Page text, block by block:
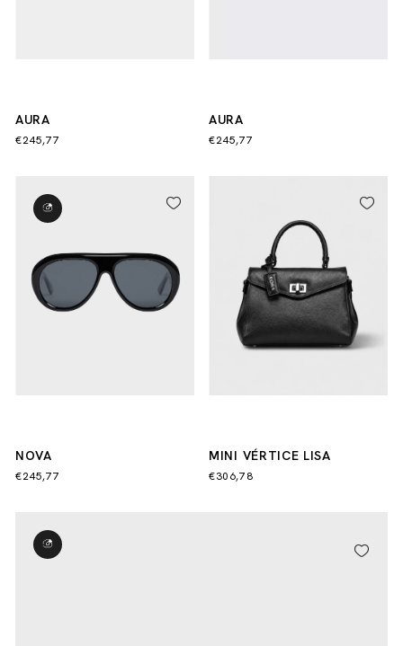
AURA
€245,77
AURA
€245,77
NOVA
€245,77
MINI VÉRTICE LISA
€306,78